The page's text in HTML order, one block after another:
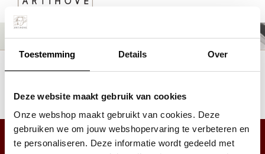
Toestemming Details Over
Deze website maakt gebruik van cookies
Onze webshop maakt gebruikt van cookies. Deze
gebruiken we om jouw webshopervaring te verbeteren en
te personaliseren. Deze informatie wordt gedeeld met
Het artikel dat u zoekt is helaas niet meer aanwezig. Wellicht kunnen
Klik hier om ons assortiment geschenken te bekijken.